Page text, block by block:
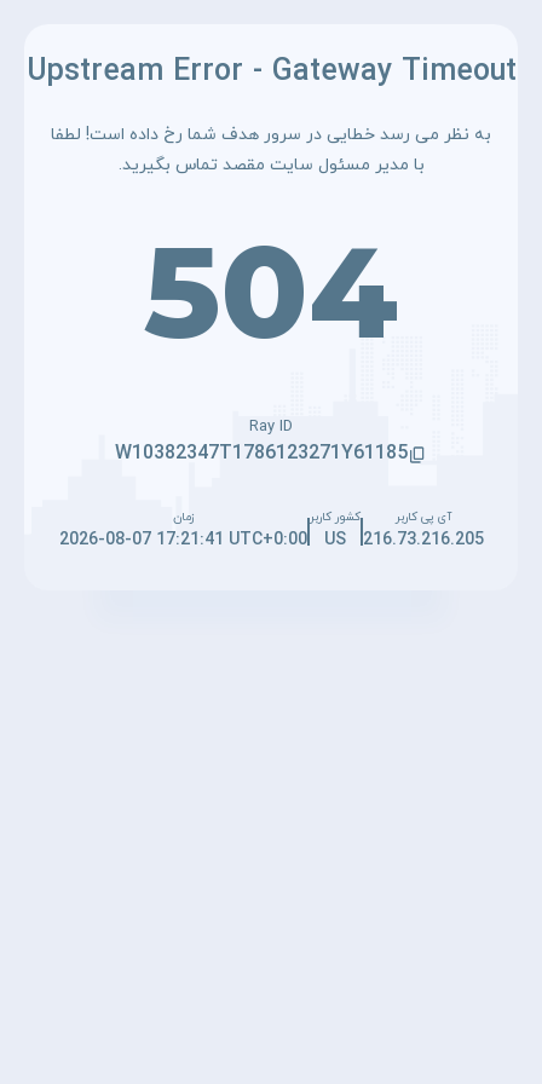
Upstream Error - Gateway Timeout
به نظر می رسد خطایی در سرور هدف شما رخ داده است! لطفا
با مدیر مسئول سایت مقصد تماس بگیرید.
504
Ray ID
W10382347T1786123271Y61185
آی پی کاربر
216.73.216.205
کشور کاربر
US
زمان
2026-08-07 17:21:41 UTC+0:00